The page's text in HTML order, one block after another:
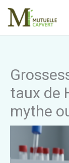
Aller
contenu
taux de
mythe